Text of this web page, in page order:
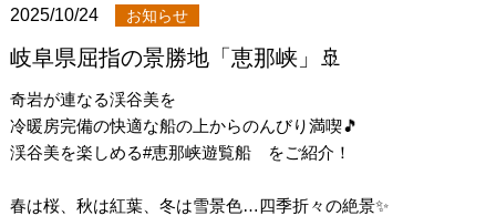
2025/10/24 お知らせ
岐阜県屈指の景勝地「恵那峡」🚢
奇岩が連なる渓谷美を
冷暖房完備の快適な船の上からのんびり満喫🎵
渓谷美を楽しめる#恵那峡遊覧船 をご紹介！
春は桜、秋は紅葉、冬は雪景色…四季折々の絶景✨